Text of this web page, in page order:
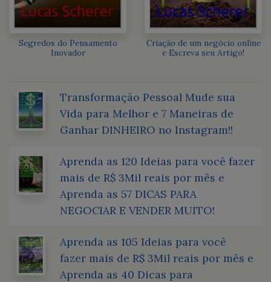
Segredos do Pensamento
Inovador
Criação de um negócio online
e Escreva seu Artigo!
Transformação Pessoal Mude sua
Vida para Melhor e 7 Maneiras de
Ganhar DINHEIRO no Instagram!!
Aprenda as 120 Ideias para você fazer
mais de R$ 3Mil reais por mês e
Aprenda as 57 DICAS PARA
NEGOCIAR E VENDER MUITO!
Aprenda as 105 Ideias para você
fazer mais de R$ 3Mil reais por mês e
Aprenda as 40 Dicas para